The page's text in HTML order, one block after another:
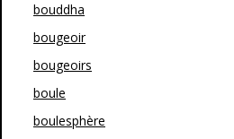
bouddha
bougeoir
bougeoirs
boule
boulesphère